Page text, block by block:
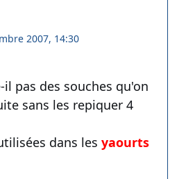
2007, 14:30
pas des souches qu'on
sans les repiquer 4
dans les yaourts